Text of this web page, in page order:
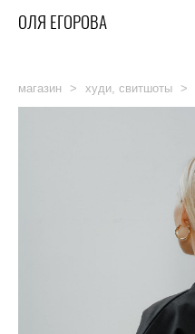
ОЛЯ ЕГОРОВА
магазин > худи, свитшоты >